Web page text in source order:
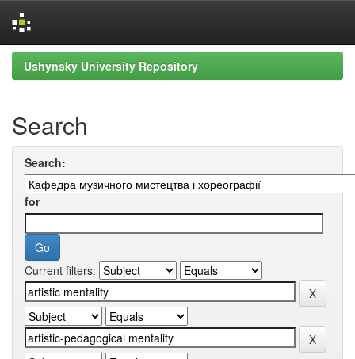
Skip
navigation
Ushynsky University Repository
Search
Search:
for
Current filters: